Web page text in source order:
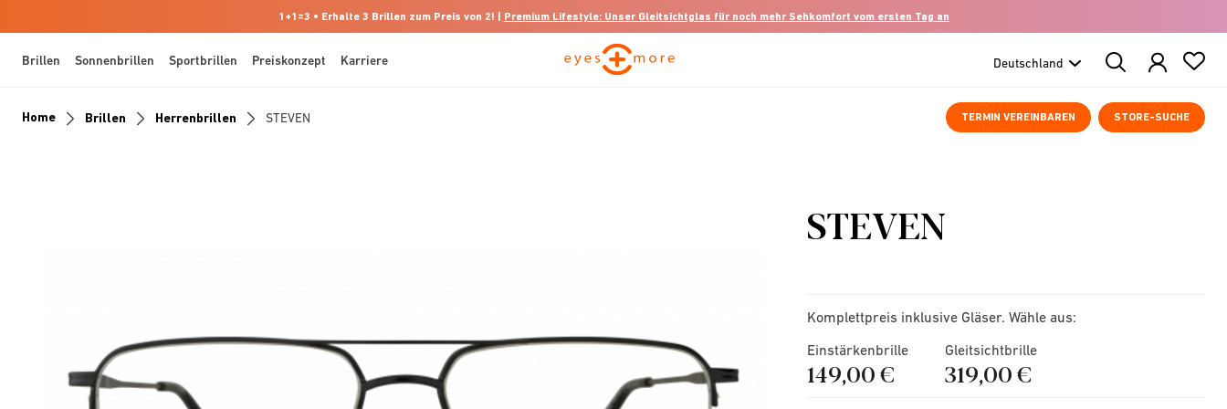
1+1=3 • Erhalte 3 Brillen zum Preis von 2! | Premium Lifestyle: Unser Gleitsichtglas für noch mehr Sehkomfort vom ersten Tag an
Brillen Sonnenbrillen Sportbrillen Preiskonzept Karriere
Search
Products
TERMIN VEREINBAREN STORE-SUCHE
Home Brillen Herrenbrillen STEVEN
STEVEN
Komplettpreis inklusive Gläser. Wähle aus:
Einstärkenbrille
149,00 €
Gleitsichtbrille
319,00 €